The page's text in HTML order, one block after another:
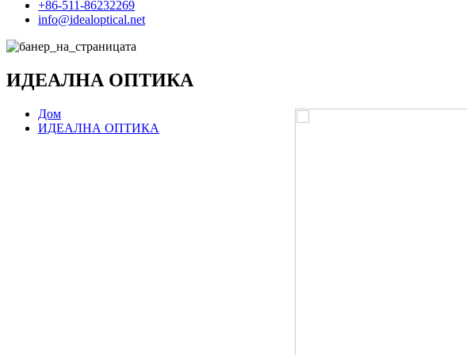
+86-511-86232269
info@idealoptical.net
ИДЕАЛНА ОПТИКА
Дом
ИДЕАЛНА ОПТИКА